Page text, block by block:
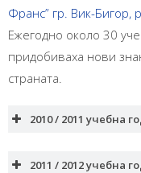
Франс” гр. Вик-
Ежегодно около 30
придобиваха нови
страната.
2010 / 2011 учебна
2011 / 2012 учебна